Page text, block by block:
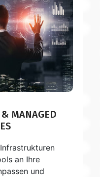
MANAGED
an Ihre
und